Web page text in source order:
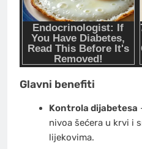
Glavni benefiti
Kontrola dijabetesa
nivoa šećera u krvi i
lijekovima.